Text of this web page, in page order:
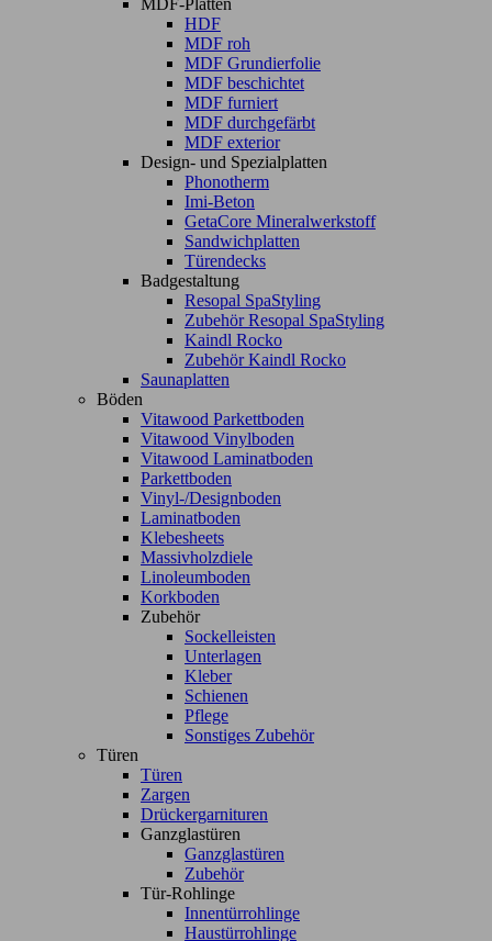
MDF-Platten
HDF
MDF roh
MDF Grundierfolie
MDF beschichtet
MDF furniert
MDF durchgefärbt
MDF exterior
Design- und Spezialplatten
Phonotherm
Imi-Beton
GetaCore Mineralwerkstoff
Sandwichplatten
Türendecks
Badgestaltung
Resopal SpaStyling
Zubehör Resopal SpaStyling
Kaindl Rocko
Zubehör Kaindl Rocko
Saunaplatten
Böden
Vitawood Parkettboden
Vitawood Vinylboden
Vitawood Laminatboden
Parkettboden
Vinyl-/Designboden
Laminatboden
Klebesheets
Massivholzdiele
Linoleumboden
Korkboden
Zubehör
Sockelleisten
Unterlagen
Kleber
Schienen
Pflege
Sonstiges Zubehör
Türen
Türen
Zargen
Drückergarnituren
Ganzglastüren
Ganzglastüren
Zubehör
Tür-Rohlinge
Innentürrohlinge
Haustürrohlinge